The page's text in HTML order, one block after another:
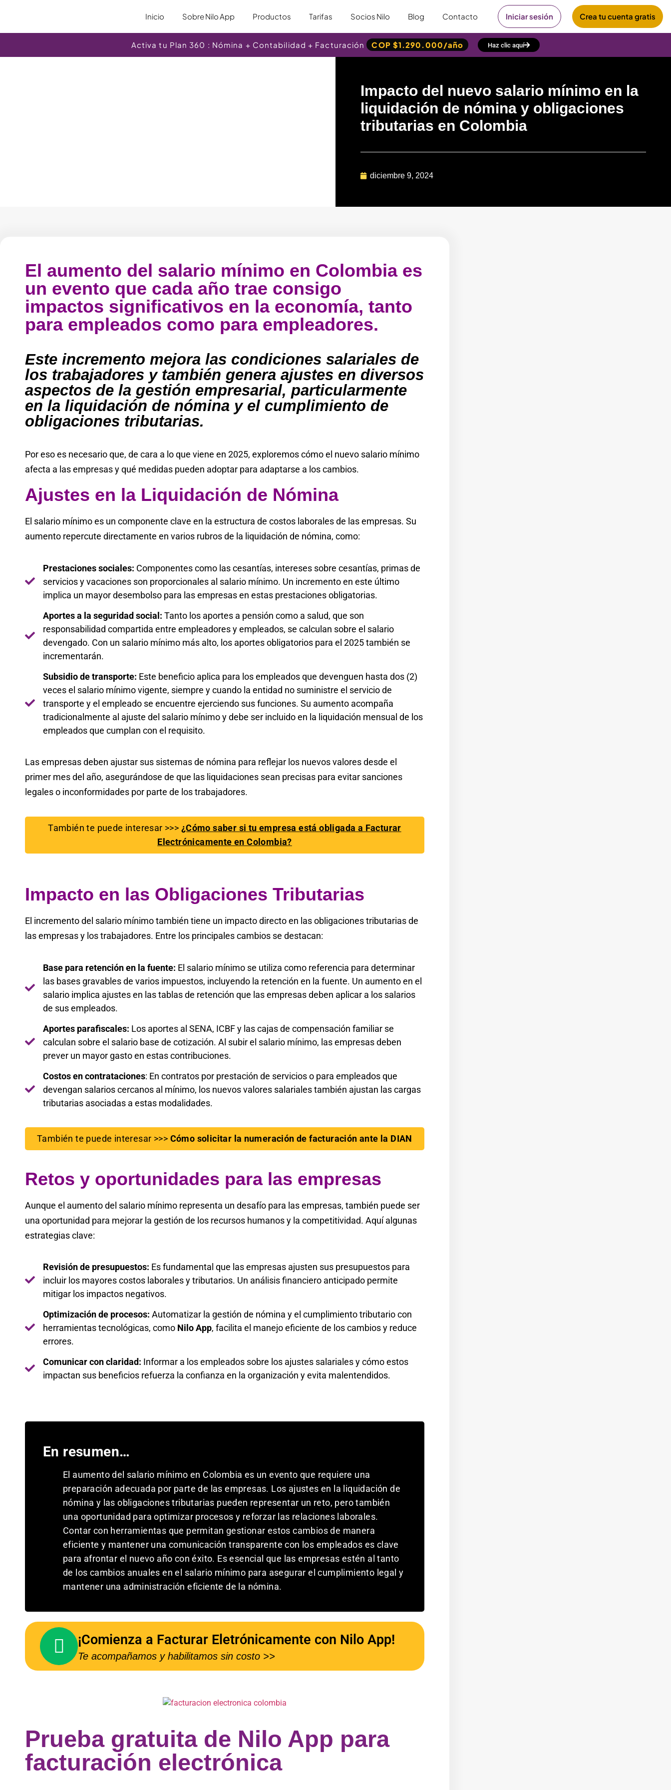
Inicio Sobre Nilo App Productos Tarifas Socios Nilo Blog Contacto Iniciar sesión Crea tu cuenta gratis
Activa tu Plan 360 : Nómina + Contabilidad + Facturación COP $1.290.000/año Haz clic aquí
Impacto del nuevo salario mínimo en la
liquidación de nómina y obligaciones
tributarias en Colombia
diciembre 9, 2024
El aumento del salario mínimo en Colombia es
un evento que cada año trae consigo
impactos significativos en la economía, tanto
para empleados como para empleadores.
Este incremento mejora las condiciones salariales de
los trabajadores y también genera ajustes en diversos
aspectos de la gestión empresarial, particularmente
en la liquidación de nómina y el cumplimiento de
obligaciones tributarias.
Por eso es necesario que, de cara a lo que viene en 2025, exploremos cómo el nuevo salario mínimo
afecta a las empresas y qué medidas pueden adoptar para adaptarse a los cambios.
Ajustes en la Liquidación de Nómina
El salario mínimo es un componente clave en la estructura de costos laborales de las empresas. Su
aumento repercute directamente en varios rubros de la liquidación de nómina, como:
Prestaciones sociales: Componentes como las cesantías, intereses sobre cesantías, primas de
servicios y vacaciones son proporcionales al salario mínimo. Un incremento en este último
implica un mayor desembolso para las empresas en estas prestaciones obligatorias.
Aportes a la seguridad social: Tanto los aportes a pensión como a salud, que son
responsabilidad compartida entre empleadores y empleados, se calculan sobre el salario
devengado. Con un salario mínimo más alto, los aportes obligatorios para el 2025 también se
incrementarán.
Subsidio de transporte: Este beneficio aplica para los empleados que devenguen hasta dos (2)
veces el salario mínimo vigente, siempre y cuando la entidad no suministre el servicio de
transporte y el empleado se encuentre ejerciendo sus funciones. Su aumento acompaña
tradicionalmente al ajuste del salario mínimo y debe ser incluido en la liquidación mensual de los
empleados que cumplan con el requisito.
Las empresas deben ajustar sus sistemas de nómina para reflejar los nuevos valores desde el
primer mes del año, asegurándose de que las liquidaciones sean precisas para evitar sanciones
legales o inconformidades por parte de los trabajadores.
También te puede interesar >>> ¿Cómo saber si tu empresa está obligada a Facturar
Electrónicamente en Colombia?
Impacto en las Obligaciones Tributarias
El incremento del salario mínimo también tiene un impacto directo en las obligaciones tributarias de
las empresas y los trabajadores. Entre los principales cambios se destacan:
Base para retención en la fuente: El salario mínimo se utiliza como referencia para determinar
las bases gravables de varios impuestos, incluyendo la retención en la fuente. Un aumento en el
salario implica ajustes en las tablas de retención que las empresas deben aplicar a los salarios
de sus empleados.
Aportes parafiscales: Los aportes al SENA, ICBF y las cajas de compensación familiar se
calculan sobre el salario base de cotización. Al subir el salario mínimo, las empresas deben
prever un mayor gasto en estas contribuciones.
Costos en contrataciones: En contratos por prestación de servicios o para empleados que
devengan salarios cercanos al mínimo, los nuevos valores salariales también ajustan las cargas
tributarias asociadas a estas modalidades.
También te puede interesar >>> Cómo solicitar la numeración de facturación ante la DIAN
Retos y oportunidades para las empresas
Aunque el aumento del salario mínimo representa un desafío para las empresas, también puede ser
una oportunidad para mejorar la gestión de los recursos humanos y la competitividad. Aquí algunas
estrategias clave:
Revisión de presupuestos: Es fundamental que las empresas ajusten sus presupuestos para
incluir los mayores costos laborales y tributarios. Un análisis financiero anticipado permite
mitigar los impactos negativos.
Optimización de procesos: Automatizar la gestión de nómina y el cumplimiento tributario con
herramientas tecnológicas, como Nilo App, facilita el manejo eficiente de los cambios y reduce
errores.
Comunicar con claridad: Informar a los empleados sobre los ajustes salariales y cómo estos
impactan sus beneficios refuerza la confianza en la organización y evita malentendidos.
En resumen…
El aumento del salario mínimo en Colombia es un evento que requiere una
preparación adecuada por parte de las empresas. Los ajustes en la liquidación de
nómina y las obligaciones tributarias pueden representar un reto, pero también
una oportunidad para optimizar procesos y reforzar las relaciones laborales.
Contar con herramientas que permitan gestionar estos cambios de manera
eficiente y mantener una comunicación transparente con los empleados es clave
para afrontar el nuevo año con éxito. Es esencial que las empresas estén al tanto
de los cambios anuales en el salario mínimo para asegurar el cumplimiento legal y
mantener una administración eficiente de la nómina.
¡Comienza a Facturar Eletrónicamente con Nilo App!
Te acompañamos y habilitamos sin costo >>
Prueba gratuita de Nilo App para
facturación electrónica